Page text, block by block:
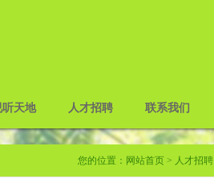
听天地 人才招聘 联系我们
您的位置： 网站首页 > 人才招聘